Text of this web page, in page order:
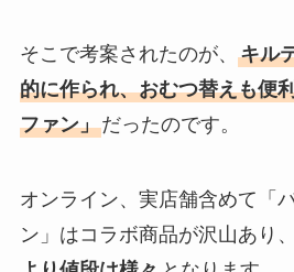
そこで考案されたのが、 キル
的に作られ、おむつ替えも便
ファン」だったのです。
オンライン、実店舗含めて「
ン」はコラボ商品が沢山あり、